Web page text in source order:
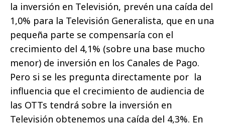
la inversión en Televisión, prevén una caída del
1,0% para la Televisión Generalista, que en una
pequeña parte se compensaría con el
crecimiento del 4,1% (sobre una base mucho
menor) de inversión en los Canales de Pago.
Pero si se les pregunta directamente por la
influencia que el crecimiento de audiencia de
las OTTs tendrá sobre la inversión en
Televisión obtenemos una caída del 4,3%. En